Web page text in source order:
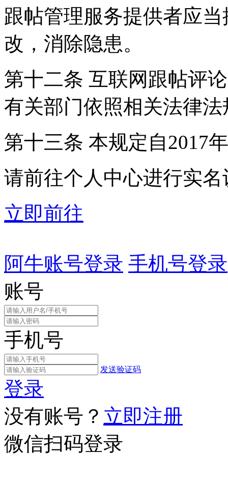
跟帖管理服务提供者应
改，消除隐患。
第十二条 互联网跟帖评
有关部门依照相关法律
第十三条 本规定自2017
请前往个人中心进行实名
立即前往
阿牛账号登录 手机号登录
账号
手机号
发送验证码
登录
没有账号？ 立即注册
微信扫码登录